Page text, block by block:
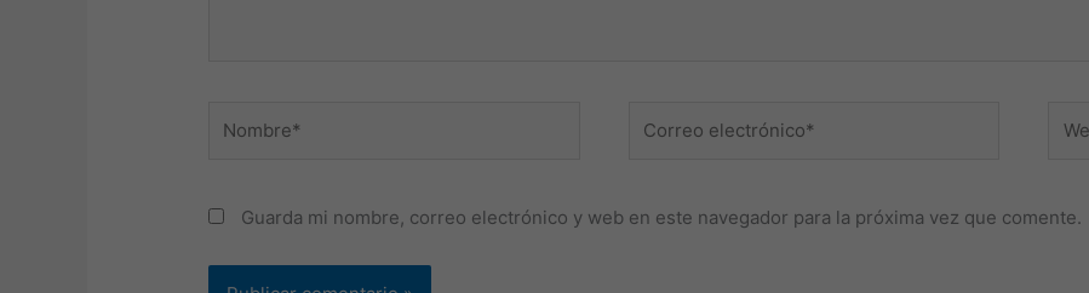
electrónico*
Guarda mi nombre, correo electrónico y web en este navegador para la próxima vez que comente.